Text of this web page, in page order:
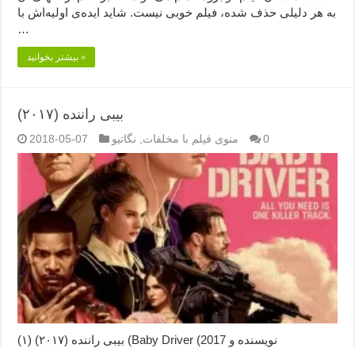
به هر دلیلی حذف شده، فیلم خوبی نیست. شاید ایده‌ی اولیه‌اش با
…
بیشتر بخوانید »
بیبی راننده (۲۰۱۷)
2018-05-07 منوی فیلم با مخلفات نگاتیو 0
بیبی راننده (۲۰۱۷) (۱) (Baby Driver (2017 نویسنده و